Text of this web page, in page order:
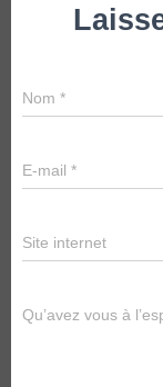
Nom *
E-mail *
Site internet
Qu’avez vous à